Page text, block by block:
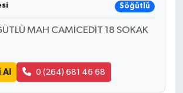
Söğütlü
MAH CAMİCEDİT 18 SOKAK
0 (264) 681 46 68